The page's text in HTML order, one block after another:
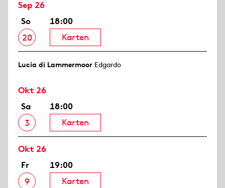
Sep 26
So
20
18:00
Karten
Lucia di Lammermoor Edgardo
Okt 26
Sa
3
18:00
Karten
Okt 26
Fr
9
19:00
Karten